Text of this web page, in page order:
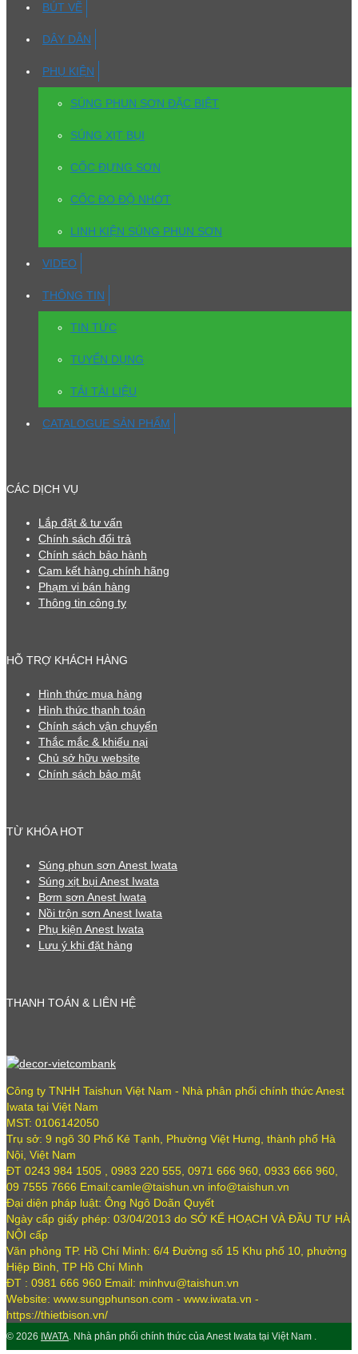
BÚT VẼ
DÂY DẪN
PHỤ KIỆN
SÚNG PHUN SƠN ĐẶC BIỆT
SÚNG XỊT BỤI
CỐC ĐỰNG SƠN
CỐC ĐO ĐỘ NHỚT
LINH KIỆN SÚNG PHUN SƠN
VIDEO
THÔNG TIN
TIN TỨC
TUYỂN DỤNG
TẢI TÀI LIỆU
CATALOGUE SẢN PHẨM
CÁC DỊCH VỤ
Lắp đặt & tư vấn
Chính sách đổi trả
Chính sách bảo hành
Cam kết hàng chính hãng
Phạm vi bán hàng
Thông tin công ty
HỖ TRỢ KHÁCH HÀNG
Hình thức mua hàng
Hình thức thanh toán
Chính sách vận chuyển
Thắc mắc & khiếu nại
Chủ sở hữu website
Chính sách bảo mật
TỪ KHÓA HOT
Súng phun sơn Anest Iwata
Súng xịt bụi Anest Iwata
Bơm sơn Anest Iwata
Nồi trộn sơn Anest Iwata
Phụ kiện Anest Iwata
Lưu ý khi đặt hàng
THANH TOÁN & LIÊN HỆ
Công ty TNHH Taishun Việt Nam - Nhà phân phối chính thức Anest
Iwata tại Việt Nam
MST: 0106142050
Trụ sở: 9 ngõ 30 Phố Kẻ Tạnh, Phường Việt Hưng, thành phố Hà
Nội, Việt Nam
ĐT 0243 984 1505 , 0983 220 555, 0971 666 960, 0933 666 960,
09 7555 7666 Email:camle@taishun.vn info@taishun.vn
Đại diện pháp luật: Ông Ngô Doãn Quyết
Ngày cấp giấy phép: 03/04/2013 do SỞ KẾ HOẠCH VÀ ĐẦU TƯ HÀ
NỘI cấp
Văn phòng TP. Hồ Chí Minh: 6/4 Đường số 15 Khu phố 10, phường
Hiệp Bình, TP Hồ Chí Minh
ĐT : 0981 666 960 Email: minhvu@taishun.vn
Website: www.sungphunson.com - www.iwata.vn -
https://thietbison.vn/
© 2026 IWATA. Nhà phân phối chính thức của Anest Iwata tại Việt Nam .